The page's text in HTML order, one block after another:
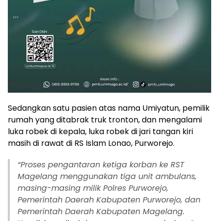
Sedangkan satu pasien atas nama Umiyatun, pemilik
rumah yang ditabrak truk tronton, dan mengalami
luka robek di kepala, luka robek di jari tangan kiri
masih di rawat di RS Islam Lonao, Purworejo.
“Proses pengantaran ketiga korban ke RST
Magelang menggunakan tiga unit ambulans,
masing-masing milik Polres Purworejo,
Pemerintah Daerah Kabupaten Purworejo, dan
Pemerintah Daerah Kabupaten Magelang.